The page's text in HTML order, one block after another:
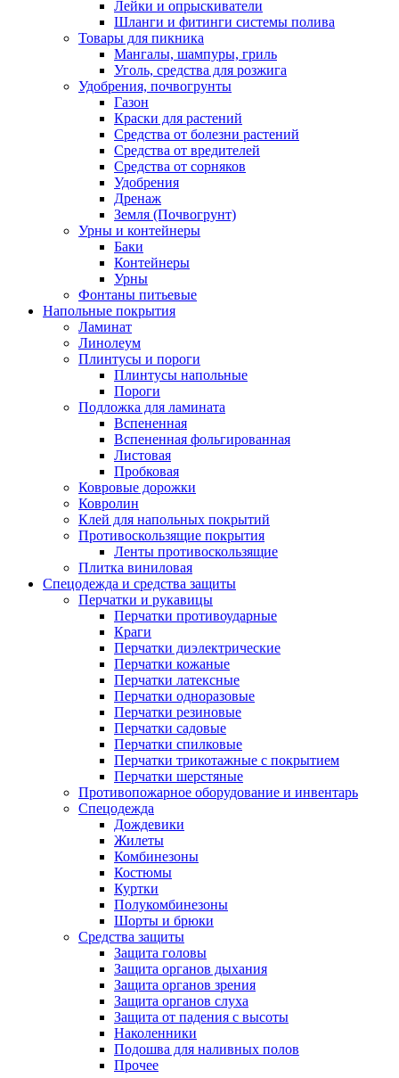
Лейки и опрыскиватели
Шланги и фитинги системы полива
Товары для пикника
Мангалы, шампуры, гриль
Уголь, средства для розжига
Удобрения, почвогрунты
Газон
Краски для растений
Средства от болезни растений
Средства от вредителей
Средства от сорняков
Удобрения
Дренаж
Земля (Почвогрунт)
Урны и контейнеры
Баки
Контейнеры
Урны
Фонтаны питьевые
Напольные покрытия
Ламинат
Линолеум
Плинтусы и пороги
Плинтусы напольные
Пороги
Подложка для ламината
Вспененная
Вспененная фольгированная
Листовая
Пробковая
Ковровые дорожки
Ковролин
Клей для напольных покрытий
Противоскользящие покрытия
Ленты противоскользящие
Плитка виниловая
Спецодежда и средства защиты
Перчатки и рукавицы
Перчатки противоударные
Краги
Перчатки диэлектрические
Перчатки кожаные
Перчатки латексные
Перчатки одноразовые
Перчатки резиновые
Перчатки садовые
Перчатки спилковые
Перчатки трикотажные с покрытием
Перчатки шерстяные
Противопожарное оборудование и инвентарь
Спецодежда
Дождевики
Жилеты
Комбинезоны
Костюмы
Куртки
Полукомбинезоны
Шорты и брюки
Средства защиты
Защита головы
Защита органов дыхания
Защита органов зрения
Защита органов слуха
Защита от падения с высоты
Наколенники
Подошва для наливных полов
Прочее